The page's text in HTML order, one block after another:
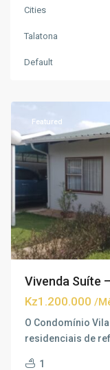
Cities
Talatona
Default
Featured
Vivenda Suíte
Kz1.200.000 /
O Condomínio
residenciais de
1